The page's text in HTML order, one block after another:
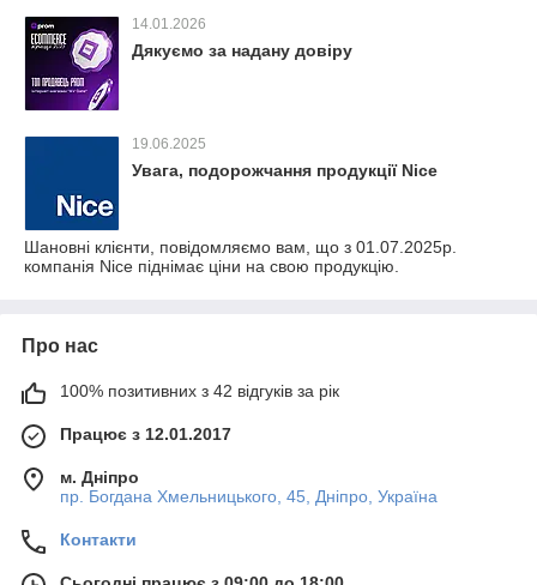
14.01.2026
Дякуємо за надану довіру
19.06.2025
Увага, подорожчання продукції Nice
Шановні клієнти, повідомляємо вам, що з 01.07.2025р.
компанія Nice піднімає ціни на свою продукцію.
Про нас
100% позитивних з 42 відгуків за рік
Працює з 12.01.2017
м. Дніпро
пр. Богдана Хмельницького, 45, Дніпро, Україна
Контакти